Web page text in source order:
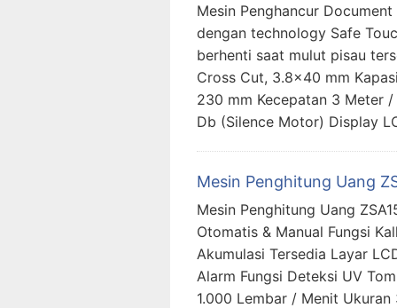
Mesin Penghancur
dengan technology Safe
berhenti saat mulut pisau
Cross Cut, 3.8×40 mm
230 mm Kecepatan 3 Meter
Db (Silence Motor) Display
Mesin Penghitung Uang
Mesin Penghitung Uang
Otomatis & Manual Fungsi
Akumulasi Tersedia Layar
Alarm Fungsi Deteksi UV
1.000 Lembar / Menit